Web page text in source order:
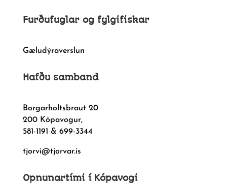
Furðufuglar og fylgifiskar
Gæludýraverslun
Hafðu samband
Borgarholtsbraut 20
200 Kópavogur,
581-1191 & 699-3344
tjorvi@tjorvar.is
Opnunartími í Kópavogi